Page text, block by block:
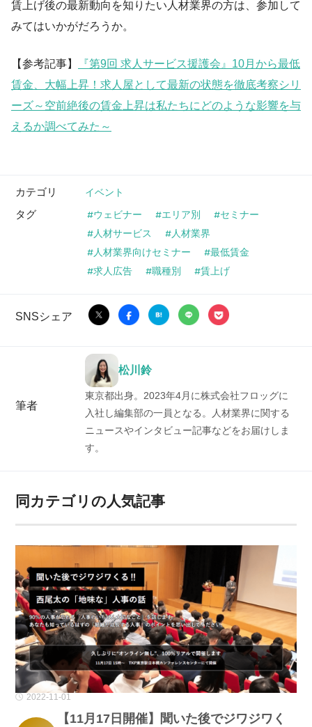
賃上げ後の最新動向を知りたい人材業界の方は、参加して
みてはいかがだろうか。
【参考記事】
『第9回 求人サービス援護会』10月から最低
賃金、大幅上昇！求人屋として最新の状態を徹底考察シリ
ーズ～空前絶後の賃金上昇は私たちにどのような影響を与
えるか調べてみた～
カテゴリ イベント
タグ ウェビナー エリア別
セミナー
人材サービス
人材業界
人材業界向けセミナー
最低賃金
求人広告
職種別 賃上げ
SNSシェア
筆者
松川鈴
東京都出身。2023年4月に株式会社フロッグに
入社し編集部の一員となる。人材業界に関する
ニュースやインタビュー記事などをお届けしま
す。
同カテゴリの人気記事
2022-11-01
【11月17日開催】聞いた後でジワジワく